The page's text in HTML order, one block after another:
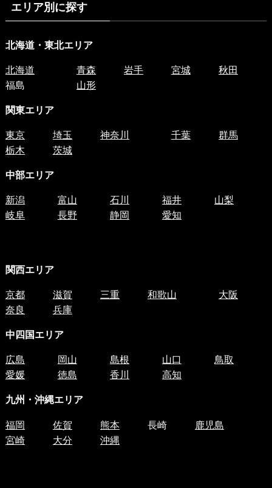
エリア別に探す
北海道・東北エリア
北海道 青森 岩手 宮城
秋田
福島
山形
関東エリア
東京 埼玉 神奈川 千葉
群馬
栃木
茨城
中部エリア
新潟 富山 石川 福井
山梨
岐阜
長野 静岡 愛知
関西エリア
京都 滋賀 三重 和歌山
大阪
奈良
兵庫
中四国エリア
広島 岡山 島根 山口
鳥取
愛媛
徳島 香川 高知
九州・沖縄エリア
福岡 佐賀 熊本 長崎
鹿児島
宮崎
大分 沖縄